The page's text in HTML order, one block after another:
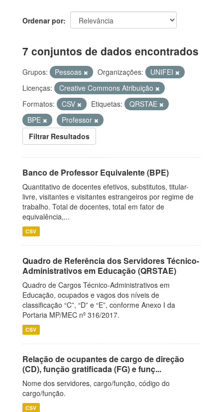
Ordenar por
7 conjuntos de dados encontrados
Grupos: Pessoas Organizações:
UNIFEI
Licenças:
Creative Commons Atribuição
Formatos:
CSV Etiquetas:
QRSTAE
BPE
Professor
Filtrar Resultados
Banco de Professor Equivalente (BPE)
Quantitativo de docentes efetivos, substitutos, titular-
livre, visitantes e visitantes estrangeiros por regime de
trabalho. Total de docentes, total em fator de
equivalência,...
CSV
Quadro de Referência dos Servidores Técnico-
Administrativos em Educação (QRSTAE)
Quadro de Cargos Técnico-Administrativos em
Educação, ocupados e vagos dos níveis de
classificação “C”, “D” e “E”, conforme Anexo I da
Portaria MP/MEC nº 316/2017.
CSV
Relação de ocupantes de cargo de direção
(CD), função gratificada (FG) e funç...
Nome dos servidores, cargo/função, código do
cargo/função.
CSV